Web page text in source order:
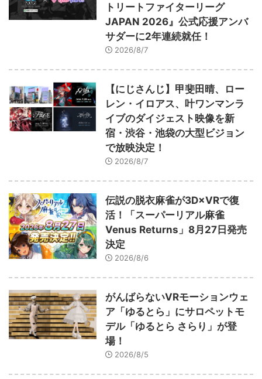
トリートファイターリーグ
JAPAN 2026』公式応援アンバ
サダーに2年連続就任！
2026/8/7
【にじさんじ】甲斐田晴、ロー
レン・イロアス、叶ワンマンラ
イブのダイジェスト映像を新
宿・渋谷・池袋の大型ビジョン
で放映決定！
2026/8/7
伝説の脱衣麻雀が3D×VRで復
活！「スーパーリアル麻雀
Venus Returns」8月27日発売
決定
2026/8/6
がんばらないVRモーションウェ
ア「ゆるとら」にサロペットモ
デル「ゆるとら さらり」が登
場！
2026/8/5